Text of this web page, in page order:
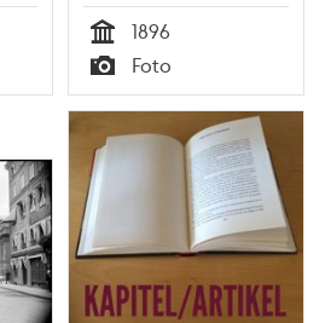
Tid
1896
Typ
Foto